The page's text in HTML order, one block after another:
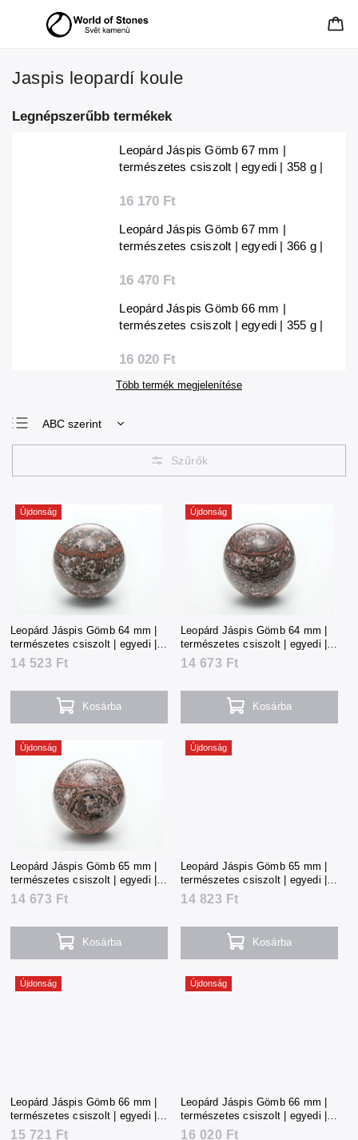
Jaspis leopardí koule
Legnépszerűbb termékek
Leopárd Jáspis Gömb 67 mm |
természetes csiszolt | egyedi | 358 g |
16 170 Ft
Leopárd Jáspis Gömb 67 mm |
természetes csiszolt | egyedi | 366 g |
16 470 Ft
Leopárd Jáspis Gömb 66 mm |
természetes csiszolt | egyedi | 355 g |
16 020 Ft
Több termék megjelenítése
ABC szerint
Legolcsóbb elöl
Legdrágább
termékek
Újdonság
Leopárd Jáspis Gömb 64 mm |
természetes csiszolt | egyedi |
322 g | Mexikó
14 523 Ft
Kosárba
Újdonság
Leopárd Jáspis Gömb 64 mm |
természetes csiszolt | egyedi |
326 g | Mexikó
14 673 Ft
Kosárba
Újdonság
Leopárd Jáspis Gömb 65 mm |
természetes csiszolt | egyedi |
324 g | Mexikó
14 673 Ft
Kosárba
Újdonság
Leopárd Jáspis Gömb 65 mm |
természetes csiszolt | egyedi |
328 g | Mexikó
14 823 Ft
Kosárba
Újdonság
Leopárd Jáspis Gömb 66 mm |
természetes csiszolt | egyedi |
350 g | Mexikó
15 721 Ft
Újdonság
Leopárd Jáspis Gömb 66 mm |
természetes csiszolt | egyedi |
355 g | Mexikó
16 020 Ft